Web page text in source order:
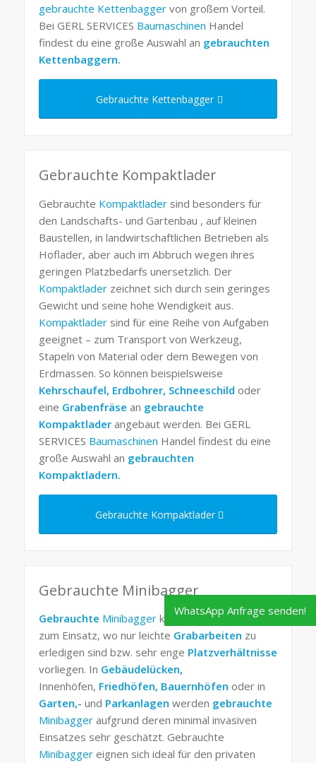
gebrauchte Kettenbaggervon großem Vorteil.
Bei GERL SERVICES Baumaschinen Handel
findest du eine große Auswahl an gebrauchten
Kettenbaggern.
Gebrauchte Kettenbagger
Gebrauchte Kompaktlader
Gebrauchte Kompaktladersind besonders für
den Landschafts- und Gartenbau , auf kleinen
Baustellen, in landwirtschaftlichen Betrieben als
Hoflader, aber auch im Abbruch wegen ihres
geringen Platzbedarfs unersetzlich. Der
Kompaktladerzeichnet sich durch sein geringes
Gewicht und seine hohe Wendigkeit aus.
Kompaktladersind für eine Reihe von Aufgaben
geeignet – zum Transport von Werkzeug,
Stapeln von Material oder dem Bewegen von
Erdmassen. So können beispielsweise
Kehrschaufel, Erdbohrer, Schneeschild oder
eine Grabenfräse an gebrauchte
Kompaktladerangebaut werden. Bei GERL
SERVICES Baumaschinen Handel findest du eine
große Auswahl an gebrauchten
Kompaktladern.
Gebrauchte Kompaktlader
Gebrauchte Minibagger
Gebrauchte Minibaggerkommen überall dort
zum Einsatz, wo nur leichte Grabarbeiten zu
erledigen sind bzw. sehr enge Platzverhältnisse
vorliegen. In Gebäudelücken,
Innenhöfen, Friedhöfen, Bauernhöfen oder in
Garten,- und Parkanlagen werden gebrauchte
Minibaggeraufgrund deren minimal invasiven
Einsatzes sehr geschätzt. Gebrauchte
Minibaggereignen sich ideal für den privaten
WhatsApp Anfrage senden!